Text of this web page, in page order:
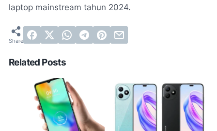
laptop mainstream tahun 2024.
Related Posts